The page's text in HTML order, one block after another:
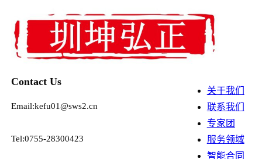
Contact Us
Email:kefu01@sws2.cn
Tel:0755-28300423
关于我们
联系我们
专家团
服务领域
智能合同